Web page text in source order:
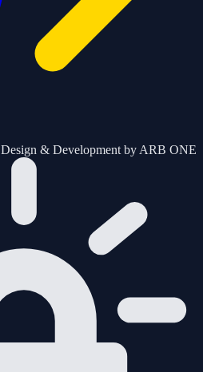
Design & Development by ARB ONE